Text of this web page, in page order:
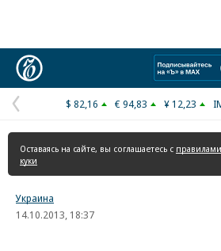
Предыдущая
страница
$ 82,16 € 94,83 ¥ 12,23
Оставаясь на сайте, вы соглашаетесь с
куки
Украина
14.10.2013, 18:37